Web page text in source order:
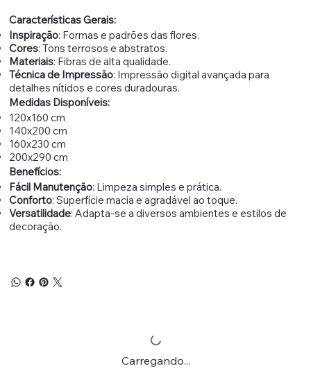
Características Gerais:
Inspiração: Formas e padrões das flores.
Cores: Tons terrosos e abstratos.
Materiais: Fibras de alta qualidade.
Técnica de Impressão: Impressão digital avançada para
detalhes nítidos e cores duradouras.
Medidas Disponíveis:
120x160 cm
140x200 cm
160x230 cm
200x290 cm
Benefícios:
Fácil Manutenção: Limpeza simples e prática.
Conforto: Superfície macia e agradável ao toque.
Versatilidade: Adapta-se a diversos ambientes e estilos de
decoração.
Carregando...